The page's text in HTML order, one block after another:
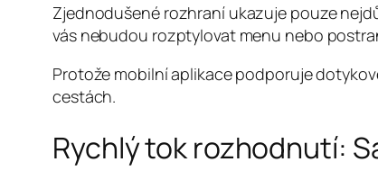
Zjednodušené rozhraní ukazuje pouze
vás nebudou rozptylovat menu nebo
Protože mobilní aplikace podporuje
cestách.
Rychlý tok rozhodnutí: